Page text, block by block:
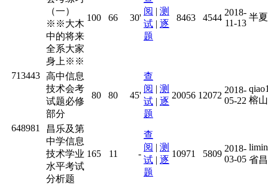
（一）
※※大木
中的将来
全系大家
身上※※
100 66 30'
阅 | 测
试 | 逐
题
8463 4544
2018-
11-13
半夏
713443 高中信息
技术会考
试题必修
部分
80 80 45'
查
阅 | 测
试 | 逐
题
20056 12072
2018-
05-22 榕
648981
昌乐及第
中学信息
技术学业
水平考试
分析题
165 11 -
查
阅 | 测
试 | 逐
题
10971 5809
2018-
03-05 省